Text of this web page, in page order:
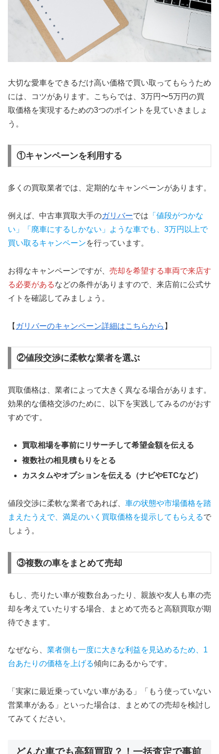
大切な愛車をできるだけ高い価格で買い取ってもらうため
には、コツがあります。こちらでは、3万円〜5万円の買
取価格を実現するための3つのポイントを見ていきましょ
う。
①キャンペーンを利用する
多くの買取業者では、定期的なキャンペーンがあります。
例えば、中古車買取大手のガリバーでは 「値段がつかな
い」「廃車にするしかない」ような車でも、3万円以上で
買い取るキャンペーンを行っています。
お得なキャンペーンですが、 売却を希望する車両で来店す
る必要があるなどの条件がありますので、来店前に公式サ
イトを確認してみましょう。
【 ガリバーのキャンペーン詳細はこちらから 】
②値段交渉に柔軟な業者を選ぶ
買取価格は、業者によって大きく異なる場合があります。
効果的な価格交渉のために、以下を実践してみるのがおす
すめです。
買取相場を事前にリサーチして希望金額を伝える
複数社の相見積もりをとる
カスタムやオプションを伝える（ナビやETCなど）
値段交渉に柔軟な業者であれば、 車の状態や市場価格を踏
まえたうえで、満足のいく買取価格を提示してもらえるで
しょう。
③複数の車をまとめて売却
もし、売りたい車が複数台あったり、親族や友人も車の売
却を考えていたりする場合、まとめて売ると高額買取が期
待できます。
なぜなら、 業者側も一度に大きな利益を見込めるため、1
台あたりの価格を上げる傾向にあるからです。
「実家に最近乗っていない車がある」「もう使っていない
営業車がある」といった場合は、まとめての売却を検討し
てみてください。
どんな車でも高額買取？！一括査定で事前